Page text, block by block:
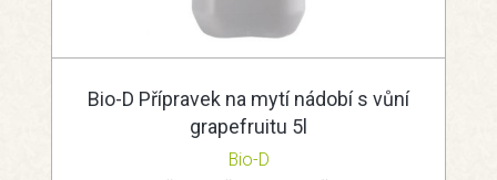
Bio-D Přípravek na mytí nádobí s vůní
grapefruitu 5l
Bio-D